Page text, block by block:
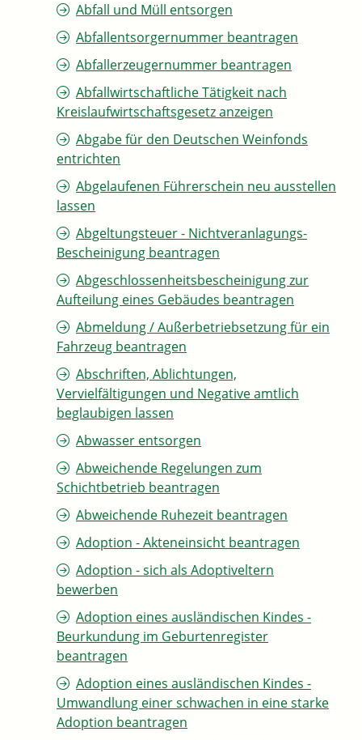
Abfall und Müll entsorgen
Abfallentsorgernummer beantragen
Abfallerzeugernummer beantragen
Abfallwirtschaftliche Tätigkeit nach
Kreislaufwirtschaftsgesetz anzeigen
Abgabe für den Deutschen Weinfonds
entrichten
Abgelaufenen Führerschein neu ausstellen
lassen
Abgeltungsteuer - Nichtveranlagungs-
Bescheinigung beantragen
Abgeschlossenheitsbescheinigung zur
Aufteilung eines Gebäudes beantragen
Abmeldung / Außerbetriebsetzung für ein
Fahrzeug beantragen
Abschriften, Ablichtungen,
Vervielfältigungen und Negative amtlich
beglaubigen lassen
Abwasser entsorgen
Abweichende Regelungen zum
Schichtbetrieb beantragen
Abweichende Ruhezeit beantragen
Adoption - Akteneinsicht beantragen
Adoption - sich als Adoptiveltern
bewerben
Adoption eines ausländischen Kindes -
Beurkundung im Geburtenregister
beantragen
Adoption eines ausländischen Kindes -
Umwandlung einer schwachen in eine starke
Adoption beantragen